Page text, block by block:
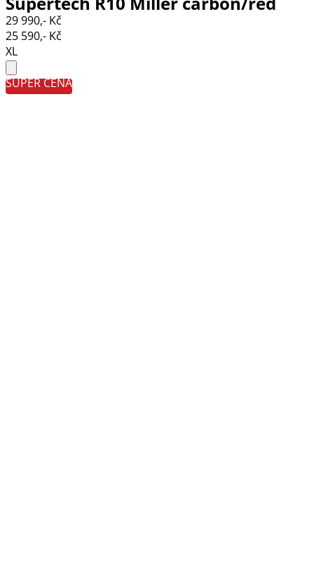
matt
29 990,- Kč
25 590,- Kč
XL
SUPER CENA